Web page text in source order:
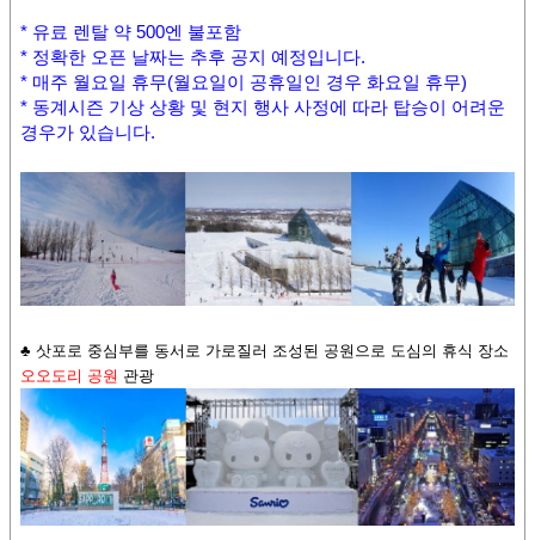
* 유료 렌탈 약 500엔 불포함
* 정확한 오픈 날짜는 추후 공지 예정입니다.
* 매주 월요일 휴무(월요일이 공휴일인 경우 화요일 휴무)
* 동계시즌 기상 상황 및 현지 행사 사정에 따라 탑승이 어려운
경우가 있습니다.
♣ 삿포로 중심부를 동서로 가로질러 조성된 공원으로 도심의 휴식 장소
오오도리 공원 관광